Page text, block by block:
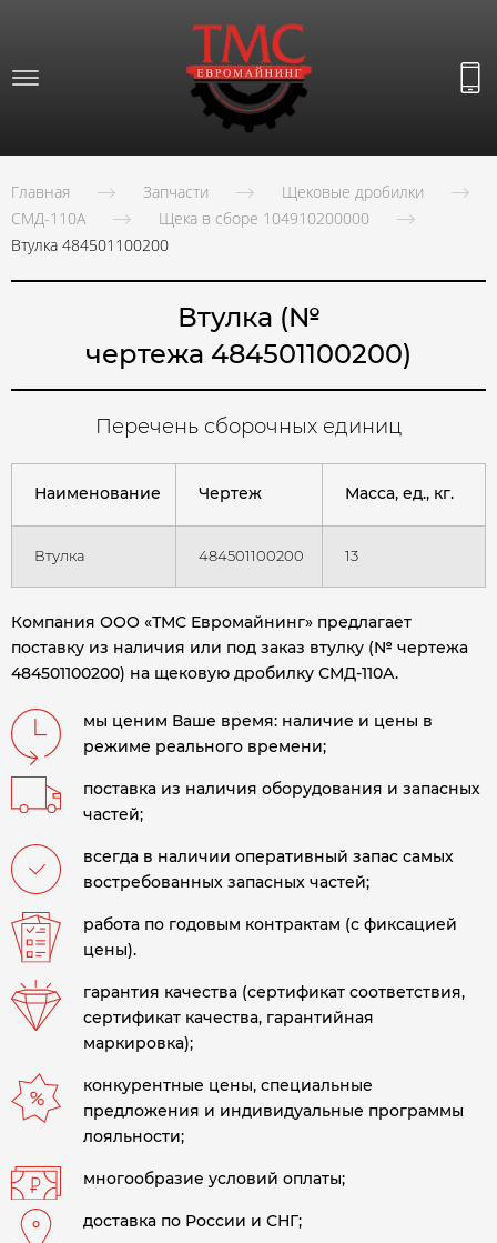
Главная Запчасти
Щековые дробилки
СМД-110А
Щека в сборе 104910200000
Втулка 484501100200
Втулка (№
чертежа 484501100200)
Перечень сборочных единиц
Наименование Чертеж Масса, ед., кг.
Втулка 484501100200 13
Компания ООО «ТМС Евромайнинг» предлагает
поставку из наличия или под заказ втулку (№ чертежа
484501100200) на щековую дробилку СМД-110А.
мы ценим Ваше время: наличие и цены в
режиме реального времени;
поставка из наличия оборудования и запасных
частей;
всегда в наличии оперативный запас самых
востребованных запасных частей;
работа по годовым контрактам (с фиксацией
цены).
гарантия качества (сертификат соответствия,
сертификат качества, гарантийная
маркировка);
конкурентные цены, специальные
предложения и индивидуальные программы
лояльности;
многообразие условий оплаты;
доставка по России и СНГ;